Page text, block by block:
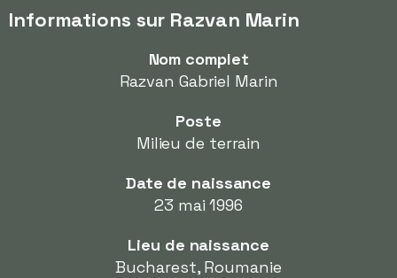
Informations sur Razvan Marin
Nom complet
Razvan Gabriel Marin
Poste
Milieu de terrain
Date de naissance
23 mai 1996
Lieu de naissance
Bucharest, Roumanie